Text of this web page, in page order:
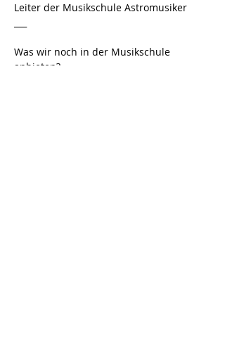
Leiter der Musikschule Astromusiker
Was wir noch in der Musikschule
anbieten?